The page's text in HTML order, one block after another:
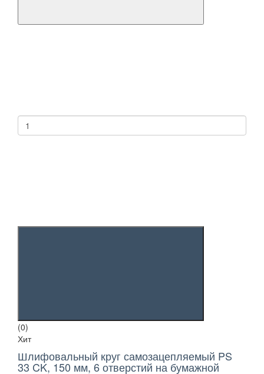
(0)
Хит
Шлифовальный круг самозацепляемый PS
33 CK, 150 мм, 6 отверстий на бумажной